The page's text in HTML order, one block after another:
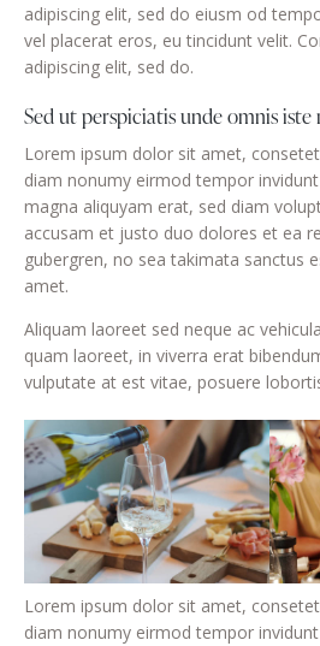
adipiscing elit, sed do eiusm od
vel placerat eros, eu tincidunt velit.
adipiscing elit, sed do.
Sed ut perspiciatis unde omnis iste
Lorem ipsum dolor sit amet,
diam nonumy eirmod tempor
magna aliquyam erat, sed diam
accusam et justo duo dolores et ea
gubergren, no sea takimata sanctus
amet.
Aliquam laoreet sed neque ac
quam laoreet, in viverra erat
vulputate at est vitae, posuere
Lorem ipsum dolor sit amet,
diam nonumy eirmod tempor